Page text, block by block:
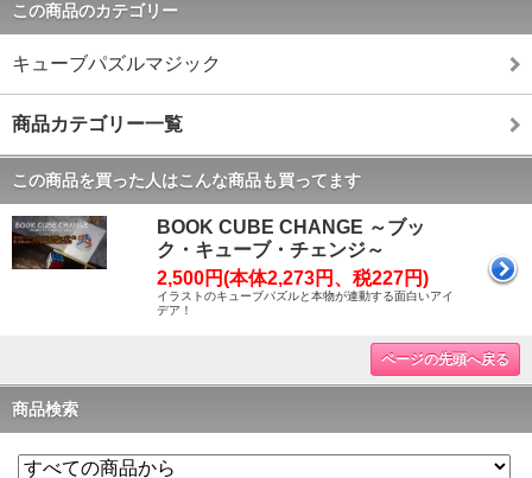
この商品のカテゴリー
キューブパズルマジック
商品カテゴリー一覧
この商品を買った人はこんな商品も買ってます
BOOK CUBE CHANGE ～ブッ
ク・キューブ・チェンジ～
2,500円(本体2,273円、税227円)
イラストのキューブパズルと本物が連動する面白いアイ
デア！
ページの先頭へ戻る
商品検索